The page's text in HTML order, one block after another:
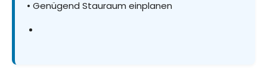
• Genügend Stauraum einplanen